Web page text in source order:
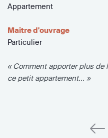
Appartement
Maître d'ouvrage
Particulier
« Comment apporter plus
ce petit appartement... »